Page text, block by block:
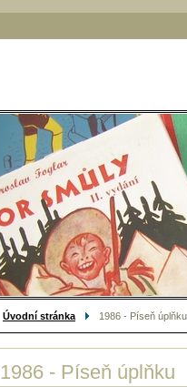
Úvodní stránka 1986 - Píseň úplňku
1986 - Píseň úplňku